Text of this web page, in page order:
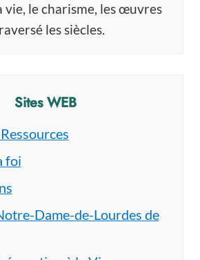
vie, le charisme, les œuvres
les siècles.
Sites WEB
foi
Dame-de-Lourdes de